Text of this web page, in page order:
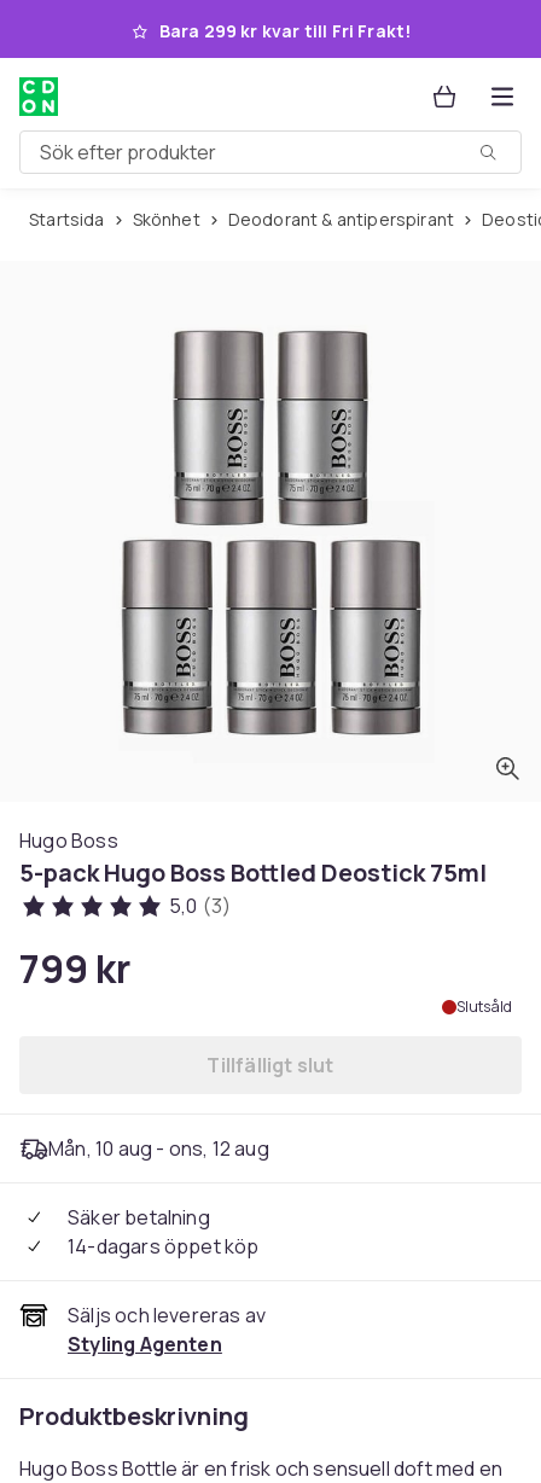
Hoppa till huvudinnehållet
Bara 299 kr kvar till Fri Frakt!
Sök efter produkter
Startsida Skönhet Deodorant & antiperspirant
Hugo Boss
5-pack Hugo Boss Bottled Deostick 75ml
5,0 (3)
799 kr
Slutsåld
Tillfälligt slut
Mån, 10 aug - ons, 12 aug
Säker betalning
14-dagars öppet köp
Säljs och levereras av
Styling Agenten
Produktbeskrivning
Hugo Boss Bottle är en frisk och sensuell doft med en